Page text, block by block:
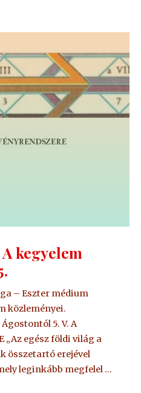
kegyelem
– Eszter médium
közleményei.
5. V. A
„Az egész földi világ a
összetartó erejével
leginkább megfelel …